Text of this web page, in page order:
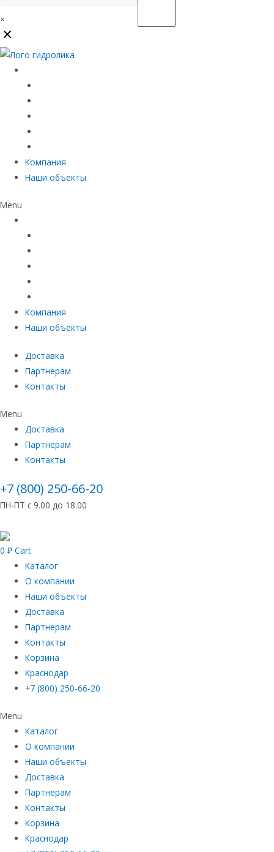
×
Компания
Наши объекты
Menu
Компания
Наши объекты
Доставка
Партнерам
Контакты
Menu
Доставка
Партнерам
Контакты
+7 (800) 250-66-20
ПН-ПТ с 9.00 до 18.00
0 ₽ Cart
Каталог
О компании
Наши объекты
Доставка
Партнерам
Контакты
Корзина
Краснодар
+7 (800) 250-66-20
Menu
Каталог
О компании
Наши объекты
Доставка
Партнерам
Контакты
Корзина
Краснодар